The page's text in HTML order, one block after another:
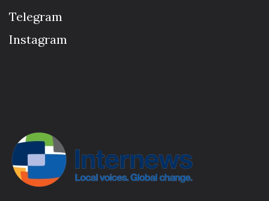
Telegram
Instagram